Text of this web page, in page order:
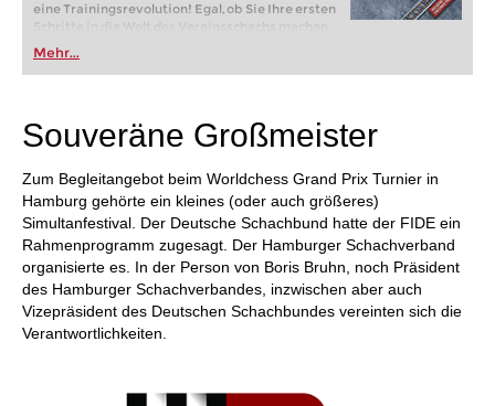
eine Trainingsrevolution! Egal, ob Sie Ihre ersten
Schritte in die Welt des Vereinsschachs machen
oder bereits auf Turnierniveau spielen: Mit
FRITZ trainieren Sie effizienter, intelligenter und
individueller als je zuvor.
Mehr...
Souveräne Großmeister
Zum Begleitangebot beim Worldchess Grand Prix Turnier in
Hamburg gehörte ein kleines (oder auch größeres)
Simultanfestival. Der Deutsche Schachbund hatte der FIDE ein
Rahmenprogramm zugesagt. Der Hamburger Schachverband
organisierte es. In der Person von Boris Bruhn, noch Präsident
des Hamburger Schachverbandes, inzwischen aber auch
Vizepräsident des Deutschen Schachbundes vereinten sich die
Verantwortlichkeiten.